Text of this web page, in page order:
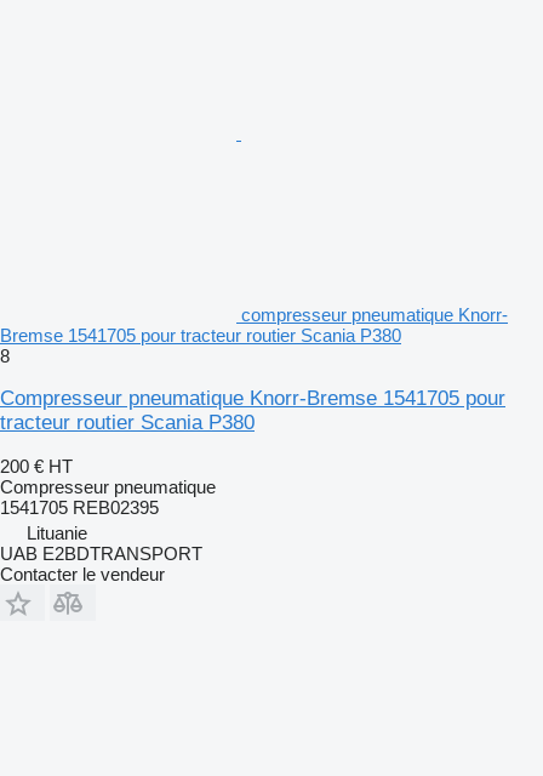
compresseur pneumatique Knorr-
Bremse 1541705 pour tracteur routier Scania P380
8
Compresseur pneumatique Knorr-Bremse 1541705 pour
tracteur routier Scania P380
200 € HT
Compresseur pneumatique
1541705 REB02395
Lituanie
UAB E2BDTRANSPORT
Contacter le vendeur